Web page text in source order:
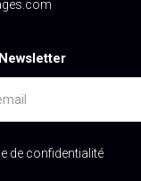
de confidentialité